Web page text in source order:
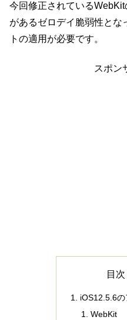
今回修正されている
があるゼロデイ脆弱性とな
トの適用が必要です。
スポン
目次
iOS12.5.6
WebKit